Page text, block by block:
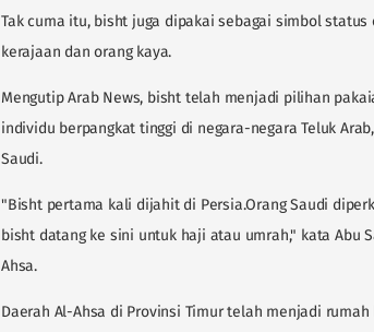
Tak cuma itu, bisht juga dipakai sebagai simbol
kerajaan dan orang kaya.
Mengutip Arab News, bisht telah menjadi pilihan
individu berpangkat tinggi di negara-negara Teluk
Saudi.
"Bisht pertama kali dijahit di Persia.Orang Saudi
bisht datang ke sini untuk haji atau umrah," kata Abu
Ahsa.
Daerah Al-Ahsa di Provinsi Timur telah menjadi